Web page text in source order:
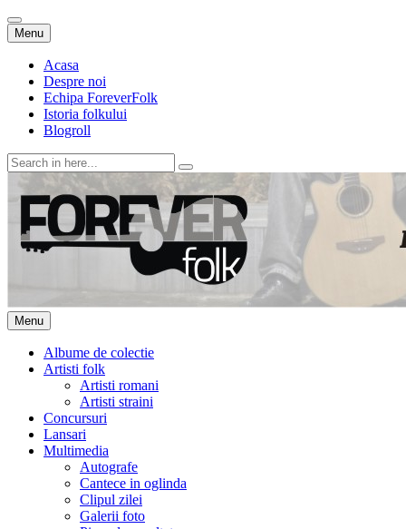
Menu Skip
to
content
Acasa
Despre noi
Echipa ForeverFolk
Istoria folkului
Blogroll
Search
for:
ForeverFolk
Muzica sufletului tau
Menu Skip
to
content
Albume de colectie
Artisti folk
Artisti romani
Artisti straini
Concursuri
Lansari
Multimedia
Autografe
Cantece in oglinda
Clipul zilei
Galerii foto